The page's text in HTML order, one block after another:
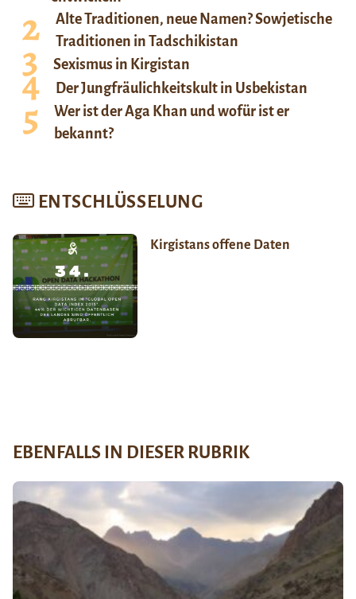
Alte Traditionen, neue Namen? Sowjetische
Traditionen in Tadschikistan
Sexismus in Kirgistan
Der Jungfräulichkeitskult in Usbekistan
Wer ist der Aga Khan und wofür ist er
bekannt?
ENTSCHLÜSSELUNG
Kirgistans offene Daten
EBENFALLS IN DIESER RUBRIK